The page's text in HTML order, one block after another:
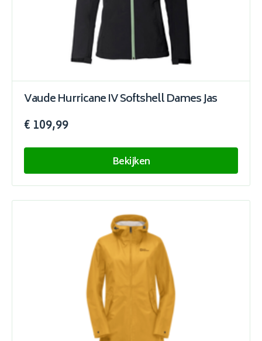
Vaude Hurricane IV Softshell Dames Jas
€ 109,99
Bekijken